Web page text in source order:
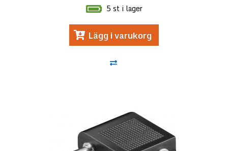
5 st i lager
Lägg i varukorg